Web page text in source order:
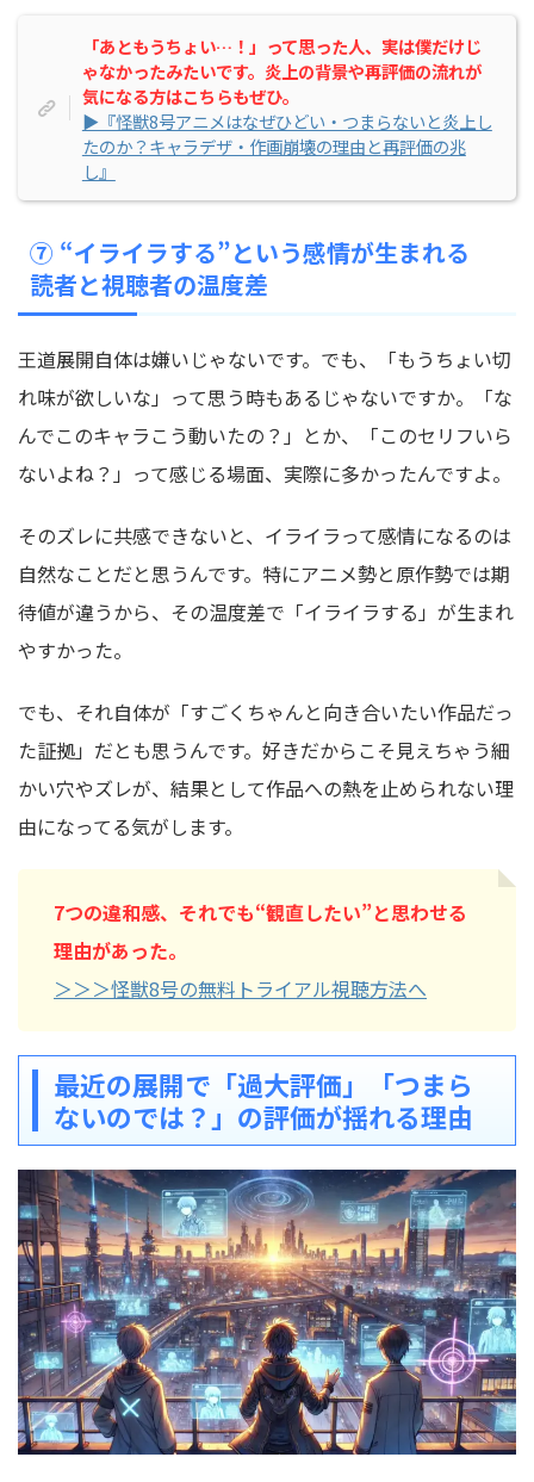
「あともうちょい…！」って思った人、実は僕だけじ
ゃなかったみたいです。炎上の背景や再評価の流れが
気になる方はこちらもぜひ。
▶『怪獣8号アニメはなぜひどい・つまらないと炎上し
たのか？キャラデザ・作画崩壊の理由と再評価の兆
し』
⑦ “イライラする”という感情が生まれる
読者と視聴者の温度差
王道展開自体は嫌いじゃないです。でも、「もうちょい切
れ味が欲しいな」って思う時もあるじゃないですか。「な
んでこのキャラこう動いたの？」とか、「このセリフいら
ないよね？」って感じる場面、実際に多かったんですよ。
そのズレに共感できないと、イライラって感情になるのは
自然なことだと思うんです。特にアニメ勢と原作勢では期
待値が違うから、その温度差で「イライラする」が生まれ
やすかった。
でも、それ自体が「すごくちゃんと向き合いたい作品だっ
た証拠」だとも思うんです。好きだからこそ見えちゃう細
かい穴やズレが、結果として作品への熱を止められない理
由になってる気がします。
7つの違和感、それでも“観直したい”と思わせる
理由があった。
＞＞＞怪獣8号の無料トライアル視聴方法へ
最近の展開で「過大評価」「つまら
ないのでは？」の評価が揺れる理由